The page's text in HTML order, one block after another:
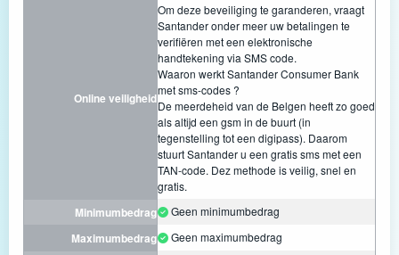
Online veiligheid
Om deze beveiliging te garanderen, vraagt
Santander onder meer uw betalingen te
verifiëren met een elektronische
handtekening via SMS code.
Waaron werkt Santander Consumer Bank
met sms-codes ?
De meerdeheid van de Belgen heeft zo goed
als altijd een gsm in de buurt (in
tegenstelling tot een digipass). Daarom
stuurt Santander u een gratis sms met een
TAN-code. Dez methode is veilig, snel en
gratis.
Minimumbedrag Geen minimumbedrag
Maximumbedrag
Geen maximumbedrag